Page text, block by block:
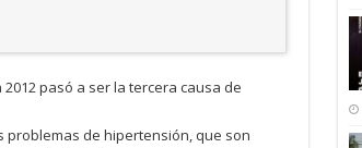
pasó a ser la tercera causa de
de hipertensión, que son